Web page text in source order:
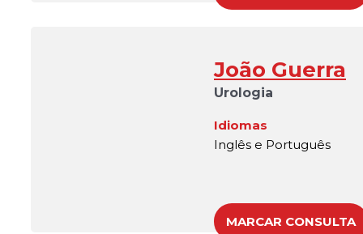
João Guerra
Urologia
Idiomas
Inglês e Português
MARCAR CONSULTA